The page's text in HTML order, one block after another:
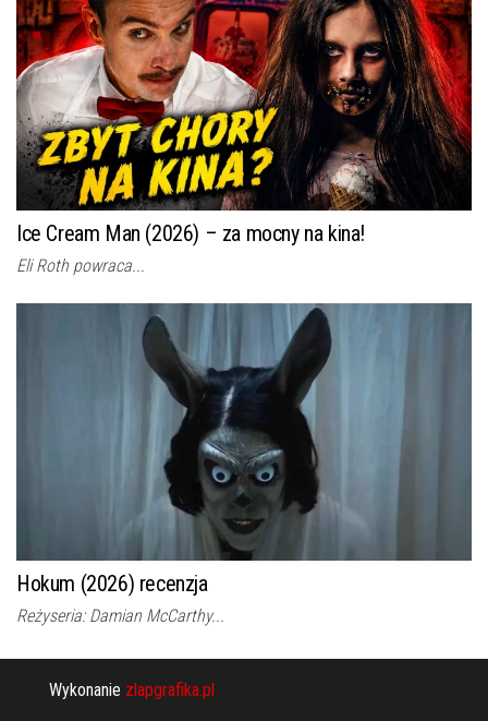
Ice Cream Man (2026) – za mocny na kina!
Eli Roth powraca...
Hokum (2026) recenzja
Reżyseria: Damian McCarthy...
Wykonanie zlapgrafika.pl